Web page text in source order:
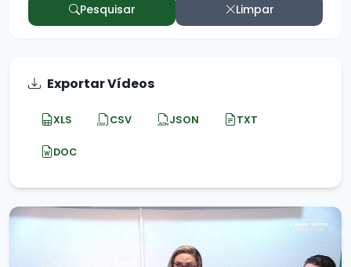
Pesquisar Limpar
Exportar Vídeos
XLS CSV JSON TXT
DOC